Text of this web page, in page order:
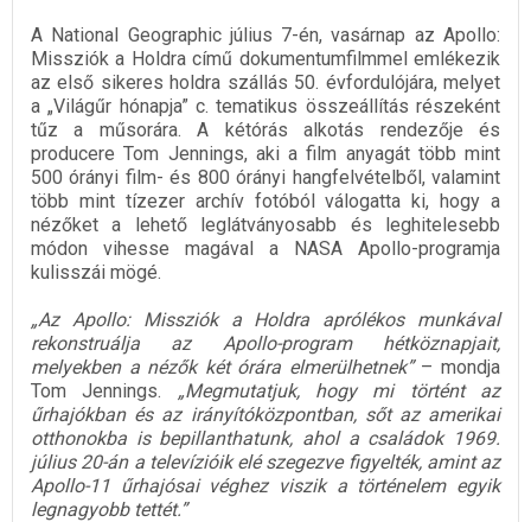
A National Geographic július 7-én, vasárnap az Apollo:
Missziók a Holdra című dokumentumfilmmel emlékezik
az első sikeres holdra szállás 50. évfordulójára, melyet
a „Világűr hónapja” c. tematikus összeállítás részeként
tűz a műsorára. A kétórás alkotás rendezője és
producere Tom Jennings, aki a film anyagát több mint
500 órányi film- és 800 órányi hangfelvételből, valamint
több mint tízezer archív fotóból válogatta ki, hogy a
nézőket a lehető leglátványosabb és leghitelesebb
módon vihesse magával a NASA Apollo-programja
kulisszái mögé.
„Az Apollo: Missziók a Holdra aprólékos munkával
rekonstruálja az Apollo-program hétköznapjait,
melyekben a nézők két órára elmerülhetnek”– mondja
Tom Jennings. „Megmutatjuk, hogy mi történt az
űrhajókban és az irányítóközpontban, sőt az amerikai
otthonokba is bepillanthatunk, ahol a családok 1969.
július 20-án a televízióik elé szegezve figyelték, amint az
Apollo-11 űrhajósai véghez viszik a történelem egyik
legnagyobb tettét.”